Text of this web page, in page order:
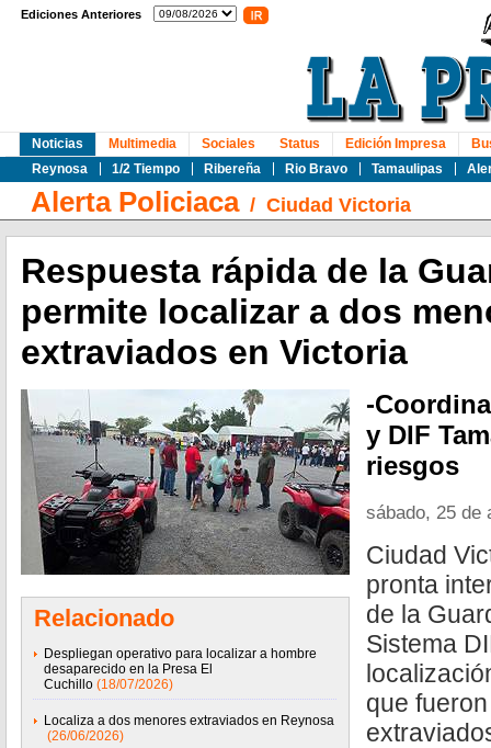
Ediciones Anteriores
Noticias
Reynosa
1/2 Tiempo Ribereña Rio Bravo Tamaulipas
Multimedia Sociales Status Edición Impresa
Alerta Policiaca/ Ciudad Victoria
Respuesta rápida de la
permite localizar a dos
extraviados en Victoria
Relacionado
Despliegan operativo para localizar a hombre
desaparecido en la Presa El
Cuchillo (18/07/2026)
Localiza a dos menores extraviados en Reynosa
(26/06/2026)
-
y DIF
riesgos
sábado, 25 de
Ciudad
pronta
de la
Sistema
que